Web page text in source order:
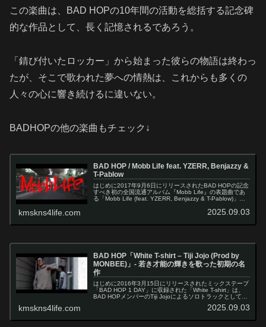
この楽曲は、BAD HOPの10年間の活動を総括する記念碑
的な作品として、長く記憶されるであろう。
「錆び付いたロッカー」から始まった彼らの物語は終わっ
たが、そこで歌われた夢への情熱は、これからも多くの
人々の心に響き続けるに違いない。
BADHOPの他の楽曲もチェック↓
BAD HOP / Mobb Life feat. YZERR, Benjazzy &
T-Pablow
はじめに2017年9月6日にリリースされたBAD HOPの記念
すべき初の全国流通アルバム『Mobb Life』の表題曲であ
る「Mobb Life (feat. YZERR, Benjazzy & T-Pablow)」
kmskns4life.com 2025.09.03
BAD HOP「White T-shirt – Tiji Jojo (Prod by
MONBEE)」- 若き才能の輝きを歌った初期の名
作
はじめに2016年3月15日にリリースされたミックステープ
「BAD HOP 1 DAY」に収録された「White T-shirt」は、
BAD HOPメンバーのTiji Jojoによるソロトラックとして注
kmskns4life.com 2025.09.03